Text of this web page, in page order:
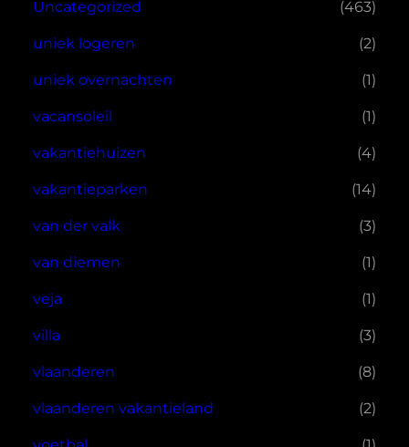
Uncategorized (463)
uniek logeren (2)
uniek overnachten (1)
vacansoleil (1)
vakantiehuizen (4)
vakantieparken (14)
van der valk (3)
van diemen (1)
veja (1)
villa (3)
vlaanderen (8)
vlaanderen vakantieland (2)